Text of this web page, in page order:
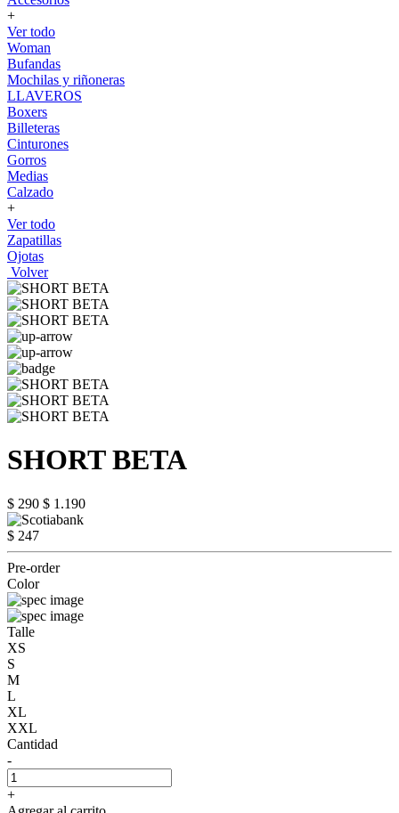
+
Ver todo
Woman
Bufandas
Mochilas y riñoneras
LLAVEROS
Boxers
Billeteras
Cinturones
Gorros
Medias
Calzado
+
Ver todo
Zapatillas
Ojotas
Volver
SHORT BETA
$ 290 $ 1.190
$ 247
Pre-order
Color
Talle
XS
S
M
L
XL
XXL
Cantidad
-
+